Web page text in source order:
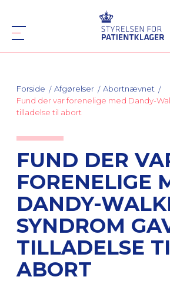
Forside Afgørelser
Abortnævnet
Fund der var forenelige med Dandy-
tilladelse til abort
FUND DER
FORENELIGE
DANDY-
SYNDROM
TILLADELSE
ABORT